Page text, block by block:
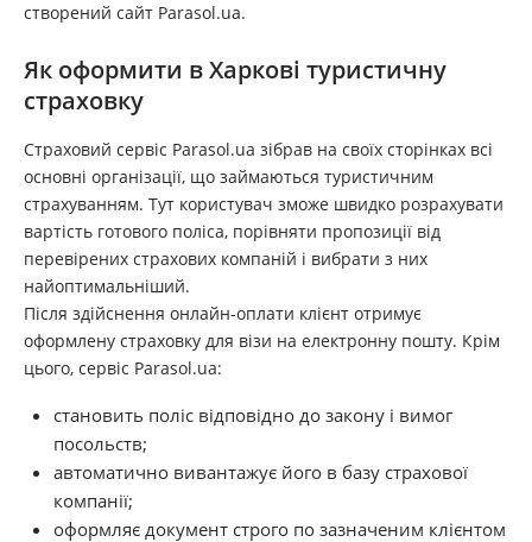
створений сайт Parasol.ua.
Як оформити в Харкові туристичну
страховку
Страховий сервіс Parasol.ua зібрав на своїх сторінках всі
основні організації, що займаються туристичним
страхуванням. Тут користувач зможе швидко розрахувати
вартість готового поліса, порівняти пропозиції від
перевірених страхових компаній і вибрати з них
найоптимальніший.
Після здійснення онлайн-оплати клієнт отримує
оформлену страховку для візи на електронну пошту. Крім
цього, сервіс Parasol.ua:
становить поліс відповідно до закону і вимог
посольств;
автоматично вивантажує його в базу страхової
компанії;
оформляє документ строго по зазначеним клієнтом